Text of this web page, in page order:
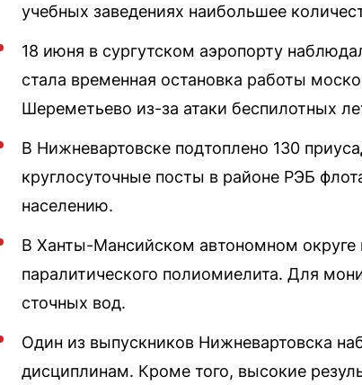
учебных заведениях наибольшее
18 июня в сургутском аэропорту
стала временная остановка работы
Шереметьево из-за атаки беспилотных
В Нижневартовске подтоплено 130
круглосуточные посты в районе РЭБ
населению.
В Ханты-Мансийском автономном округе
паралитического полиомиелита. Для
сточных вод.
Один из выпускников Нижневартовска
дисциплинам. Кроме того, высокие